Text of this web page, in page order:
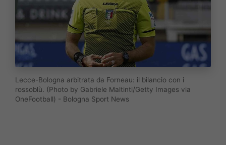
Lecce-Bologna arbitrata da Forneau: il bilancio con i
rossoblù. (Photo by Gabriele Maltinti/Getty Images via
OneFootball) - Bologna Sport News